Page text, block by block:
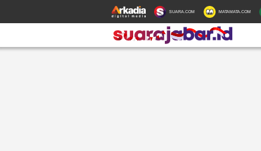
SUARA.COM MATAMATA.COM